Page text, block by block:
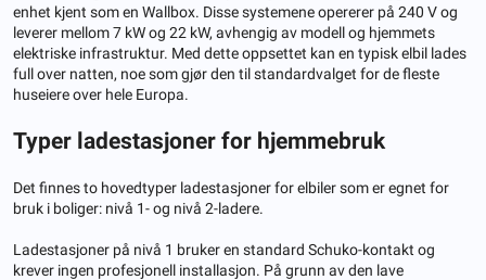
enhet kjent som en Wallbox. Disse systemene opererer på 240 V og
leverer mellom 7 kW og 22 kW, avhengig av modell og hjemmets
elektriske infrastruktur. Med dette oppsettet kan en typisk elbil lades
full over natten, noe som gjør den til standardvalget for de fleste
huseiere over hele Europa.
Typer ladestasjoner for hjemmebruk
Det finnes to hovedtyper ladestasjoner for elbiler som er egnet for
bruk i boliger: nivå 1- og nivå 2-ladere.
Ladestasjoner på nivå 1 bruker en standard Schuko-kontakt og
krever ingen profesjonell installasjon. På grunn av den lave